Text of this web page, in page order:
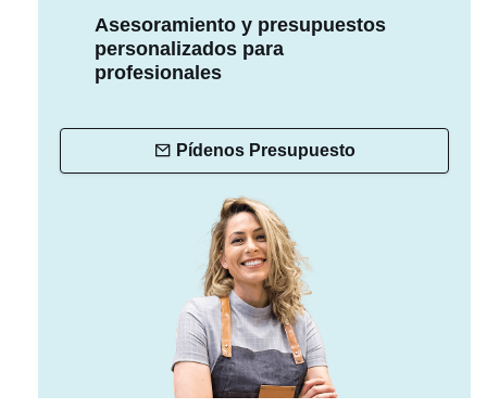
Asesoramiento y presupuestos
personalizados para
profesionales
Pídenos Presupuesto